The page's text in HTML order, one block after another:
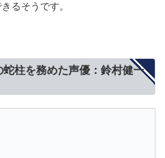
るそうです。
蛇柱を務めた声優：鈴村健一